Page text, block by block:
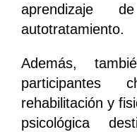
aprendizaje
autotratamiento.
Además,
participantes
rehabilitación y
psicológica